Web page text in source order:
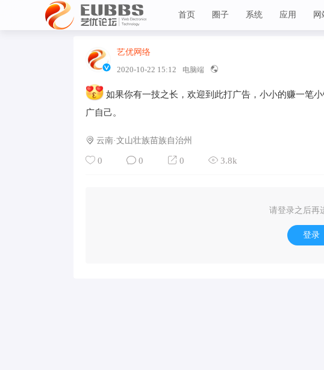
首页 圈子 系统 应用 网
艺优网络
2020-10-22 15:12 电脑端
如果你有一技之长，欢迎到此打广告，小小的赚一笔
广自己。
云南·文山壮族苗族自治州
0 0 0 3.8k
请登录之后再
登录